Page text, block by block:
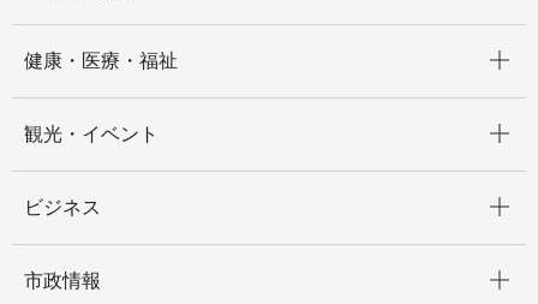
健康・医療・福祉
観光・イベント
ビジネス
市政情報